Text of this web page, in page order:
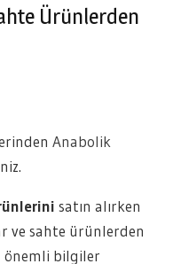
Ürünlerden
Anabolik
satın alırken
ve sahte ürünlerden
önemli bilgiler